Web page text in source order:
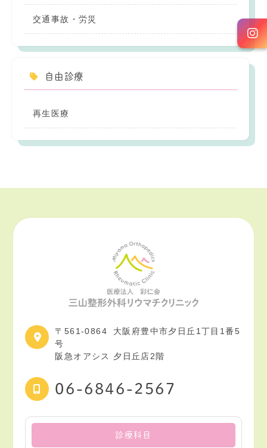
交通事故・労災
自由診療
再生医療
〒561-0864
大阪府豊中市夕日丘1丁目1番5
号
阪急オアシス 夕日丘店2階
06-6846-2567
診療科目